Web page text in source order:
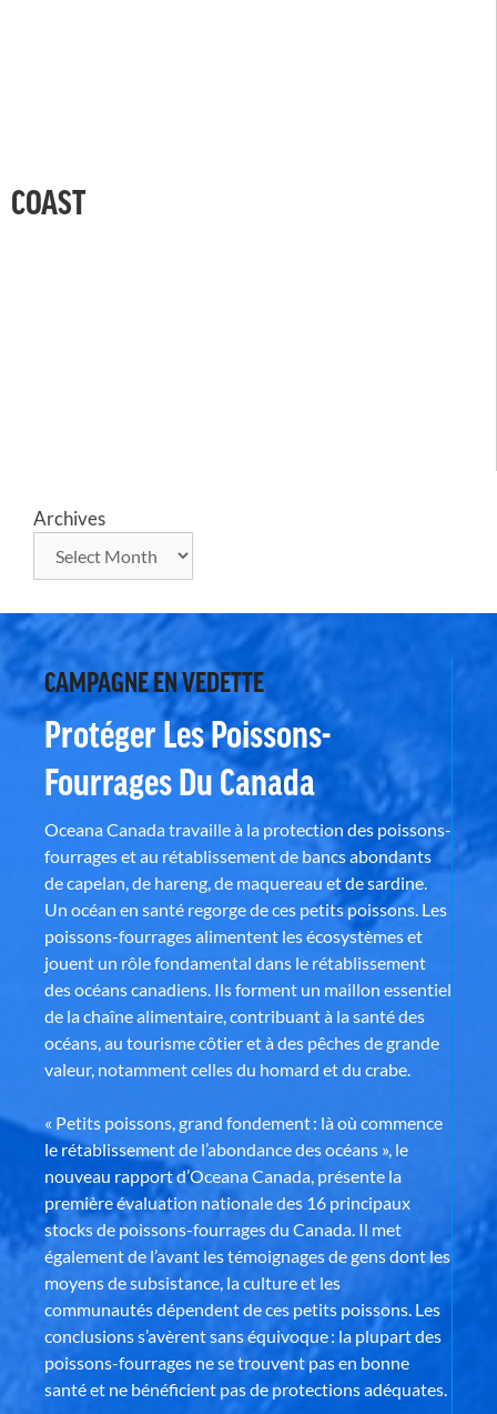
COAST
Archives
CAMPAGNE EN VEDETTE
Protéger Les Poissons-
Fourrages Du Canada
Oceana Canada travaille à la protection des poissons-
fourrages et au rétablissement de bancs abondants
de capelan, de hareng, de maquereau et de sardine.
Un océan en santé regorge de ces petits poissons. Les
poissons-fourrages alimentent les écosystèmes et
jouent un rôle fondamental dans le rétablissement
des océans canadiens. Ils forment un maillon essentiel
de la chaîne alimentaire, contribuant à la santé des
océans, au tourisme côtier et à des pêches de grande
valeur, notamment celles du homard et du crabe.
« Petits poissons, grand fondement : là où commence
le rétablissement de l’abondance des océans », le
nouveau rapport d’Oceana Canada, présente la
première évaluation nationale des 16 principaux
stocks de poissons-fourrages du Canada. Il met
également de l’avant les témoignages de gens dont les
moyens de subsistance, la culture et les
communautés dépendent de ces petits poissons. Les
conclusions s’avèrent sans équivoque : la plupart des
poissons-fourrages ne se trouvent pas en bonne
santé et ne bénéficient pas de protections adéquates.